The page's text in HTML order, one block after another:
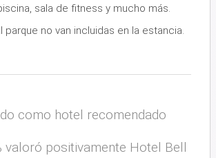
sala de fitness y mucho más.
parque no van incluidas en la estancia.
como hotel recomendado
valoró positivamente Hotel Bell